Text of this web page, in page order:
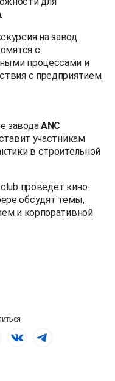
на завод
с
процессами и
с предприятием.
заводаANC
участникам
в строительной
проведет кино-
обсудят темы,
и корпоративной